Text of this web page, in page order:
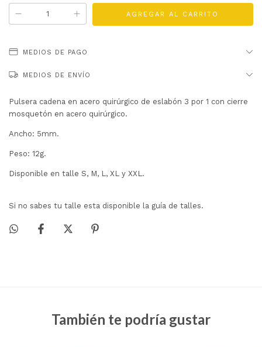
MEDIOS DE PAGO
MEDIOS DE ENVÍO
Pulsera cadena en acero quirúrgico de eslabón 3 por 1 con cierre
mosquetón en acero quirúrgico.
Ancho: 5mm.
Peso: 12g.
Disponible en talle S, M, L, XL y XXL.
Si no sabes tu talle esta disponible la guía de talles.
También te podría gustar